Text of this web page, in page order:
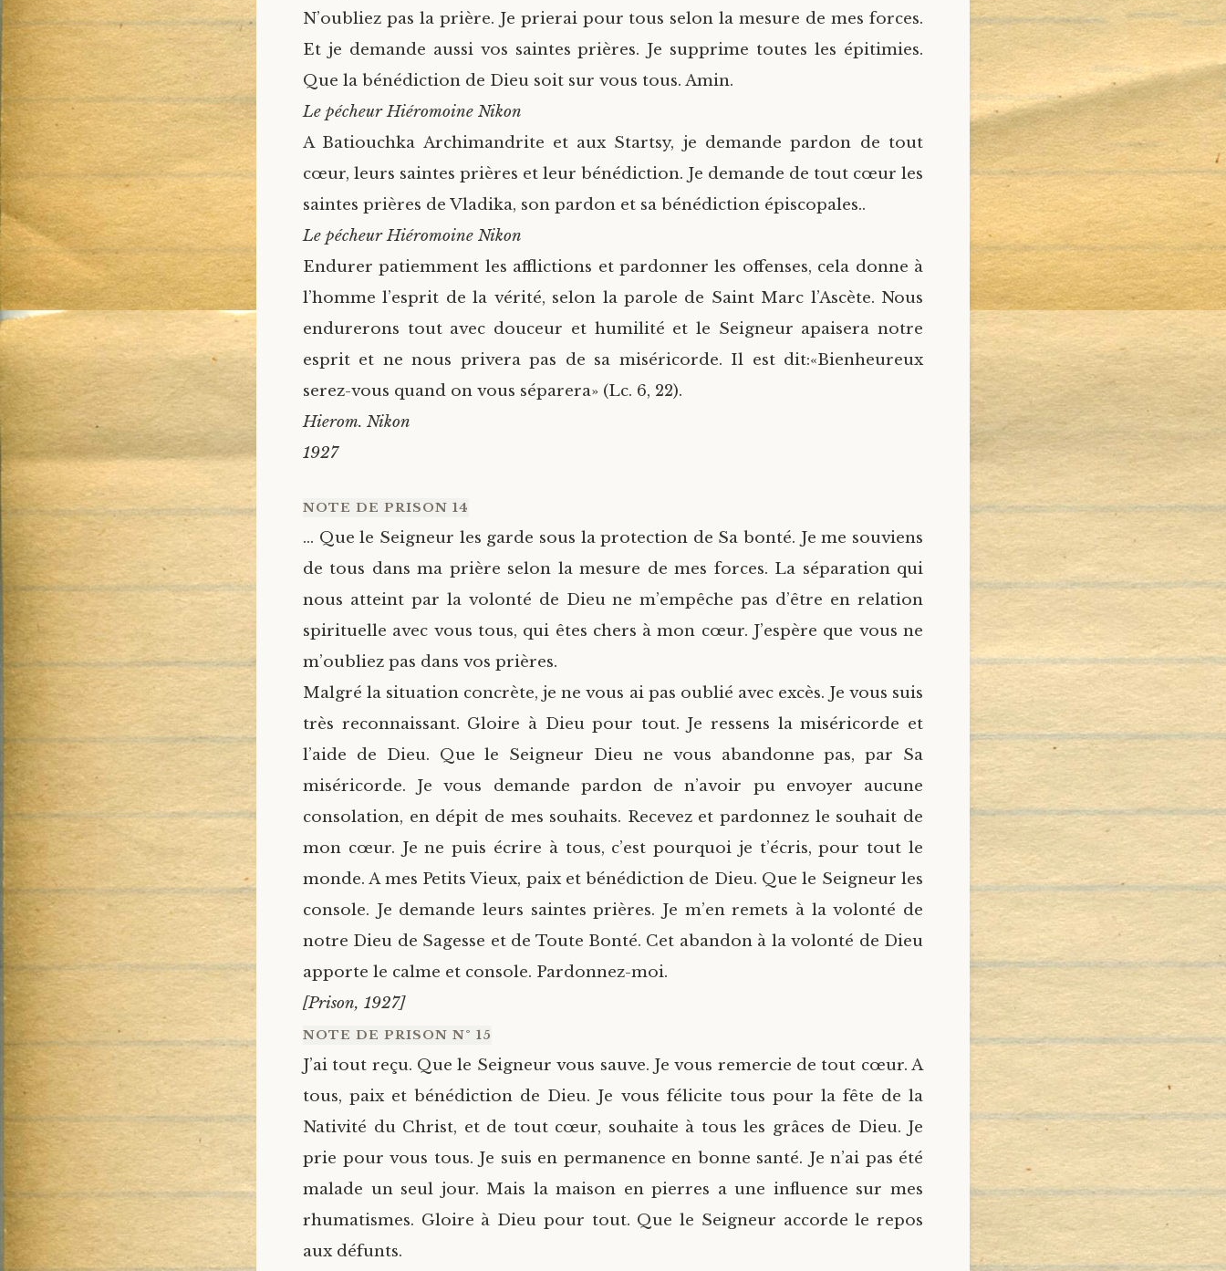
N’oubliez pas la prière. Je prierai pour tous selon la mesure de mes forces.
Et je demande aussi vos saintes prières. Je supprime toutes les épitimies.
Que la bénédiction de Dieu soit sur vous tous. Amin.
Le pécheur Hiéromoine Nikon
A Batiouchka Archimandrite et aux Startsy, je demande pardon de tout
cœur, leurs saintes prières et leur bénédiction. Je demande de tout cœur les
saintes prières de Vladika, son pardon et sa bénédiction épiscopales..
Le pécheur Hiéromoine Nikon
Endurer patiemment les afflictions et pardonner les offenses, cela donne à
l’homme l’esprit de la vérité, selon la parole de Saint Marc l’Ascète. Nous
endurerons tout avec douceur et humilité et le Seigneur apaisera notre
esprit et ne nous privera pas de sa miséricorde. Il est dit:«Bienheureux
serez-vous quand on vous séparera» (Lc. 6, 22).
Hierom. Nikon
1927
NOTE DE PRISON 14
… Que le Seigneur les garde sous la protection de Sa bonté. Je me souviens
de tous dans ma prière selon la mesure de mes forces. La séparation qui
nous atteint par la volonté de Dieu ne m’empêche pas d’être en relation
spirituelle avec vous tous, qui êtes chers à mon cœur. J’espère que vous ne
m’oubliez pas dans vos prières.
Malgré la situation concrète, je ne vous ai pas oublié avec excès. Je vous suis
très reconnaissant. Gloire à Dieu pour tout. Je ressens la miséricorde et
l’aide de Dieu. Que le Seigneur Dieu ne vous abandonne pas, par Sa
miséricorde. Je vous demande pardon de n’avoir pu envoyer aucune
consolation, en dépit de mes souhaits. Recevez et pardonnez le souhait de
mon cœur. Je ne puis écrire à tous, c’est pourquoi je t’écris, pour tout le
monde. A mes Petits Vieux, paix et bénédiction de Dieu. Que le Seigneur les
console. Je demande leurs saintes prières. Je m’en remets à la volonté de
notre Dieu de Sagesse et de Toute Bonté. Cet abandon à la volonté de Dieu
apporte le calme et console. Pardonnez-moi.
[Prison, 1927]
NOTE DE PRISON N° 15
J’ai tout reçu. Que le Seigneur vous sauve. Je vous remercie de tout cœur. A
tous, paix et bénédiction de Dieu. Je vous félicite tous pour la fête de la
Nativité du Christ, et de tout cœur, souhaite à tous les grâces de Dieu. Je
prie pour vous tous. Je suis en permanence en bonne santé. Je n’ai pas été
malade un seul jour. Mais la maison en pierres a une influence sur mes
rhumatismes. Gloire à Dieu pour tout. Que le Seigneur accorde le repos
aux défunts.